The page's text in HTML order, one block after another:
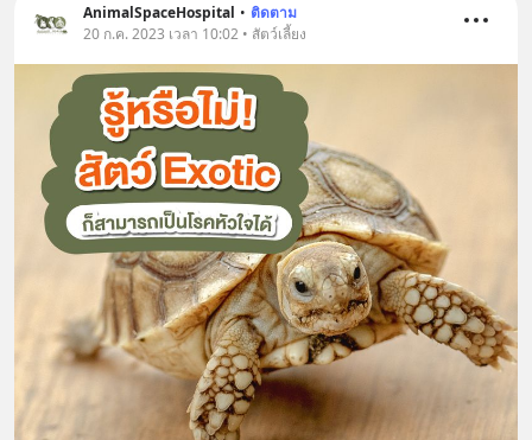
AnimalSpaceHospital • ติดตาม
20 ก.ค. 2023 เวลา 10:02 • สัตว์เลี้ยง